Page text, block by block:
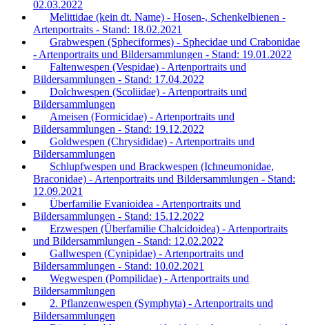
02.03.2022
Melittidae (kein dt. Name) - Hosen-, Schenkelbienen -
Artenportraits - Stand: 18.02.2021
Grabwespen (Spheciformes) - Sphecidae und Crabonidae
- Artenportraits und Bildersammlungen - Stand: 19.01.2022
Faltenwespen (Vespidae) - Artenportraits und
Bildersammlungen - Stand: 17.04.2022
Dolchwespen (Scoliidae) - Artenportraits und
Bildersammlungen
Ameisen (Formicidae) - Artenportraits und
Bildersammlungen - Stand: 19.12.2022
Goldwespen (Chrysididae) - Artenportraits und
Bildersammlungen
Schlupfwespen und Brackwespen (Ichneumonidae,
Braconidae) - Artenportraits und Bildersammlungen - Stand:
12.09.2021
Überfamilie Evanioidea - Artenportraits und
Bildersammlungen - Stand: 15.12.2022
Erzwespen (Überfamilie Chalcidoidea) - Artenportraits
und Bildersammlungen - Stand: 12.02.2022
Gallwespen (Cynipidae) - Artenportraits und
Bildersammlungen - Stand: 10.02.2021
Wegwespen (Pompilidae) - Artenportraits und
Bildersammlungen
2. Pflanzenwespen (Symphyta) - Artenportraits und
Bildersammlungen